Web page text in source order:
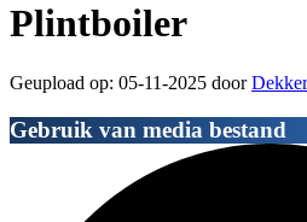
Plintboiler
Geupload op: 05-11-2025 door
Gebruik van media bestand